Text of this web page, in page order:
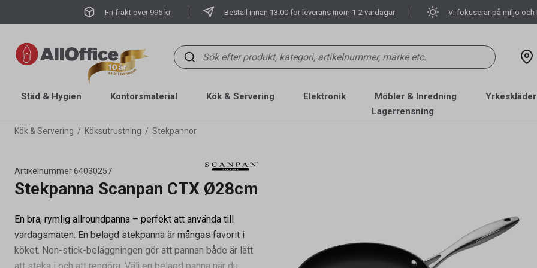
Fri frakt över 995 kr Beställ innan 13:00 för leverans inom 1-2 vardagar Vi fokuserar på miljö och
Städ & Hygien Kontorsmaterial Kök & Servering Elektronik Möbler & Inredning
Lagerrensning
Kök & Servering Köksutrustning Stekpannor
Artikelnummer64030257
Stekpanna Scanpan CTX Ø28cm
En bra, rymlig allroundpanna – perfekt att använda till
vardagsmaten. En belagd stekpanna är mångas favorit i
köket. Non-stick-beläggningen gör att pannan både är lätt
Artikelnummer 64030257